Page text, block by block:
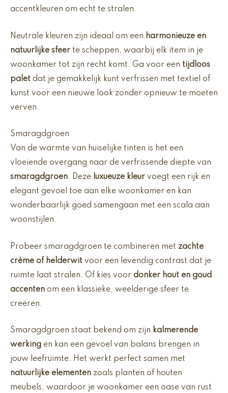
accentkleuren om echt te stralen.
Neutrale kleuren zijn ideaal om een harmonieuze en
natuurlijke sfeer te scheppen, waarbij elk item in je
woonkamer tot zijn recht komt. Ga voor een tijdloos
palet dat je gemakkelijk kunt verfrissen met textiel of
kunst voor een nieuwe look zonder opnieuw te moeten
verven.
Smaragdgroen
Van de warmte van huiselijke tinten is het een
vloeiende overgang naar de verfrissende diepte van
smaragdgroen. Deze luxueuze kleur voegt een rijk en
elegant gevoel toe aan elke woonkamer en kan
wonderbaarlijk goed samengaan met een scala aan
woonstijlen.
Probeer smaragdgroen te combineren met zachte
crème of helderwit voor een levendig contrast dat je
ruimte laat stralen. Of kies voor donker hout en goud
accenten om een klassieke, weelderige sfeer te
creëren.
Smaragdgroen staat bekend om zijn kalmerende
werking en kan een gevoel van balans brengen in
jouw leefruimte. Het werkt perfect samen met
natuurlijke elementen zoals planten of houten
meubels, waardoor je woonkamer een oase van rust